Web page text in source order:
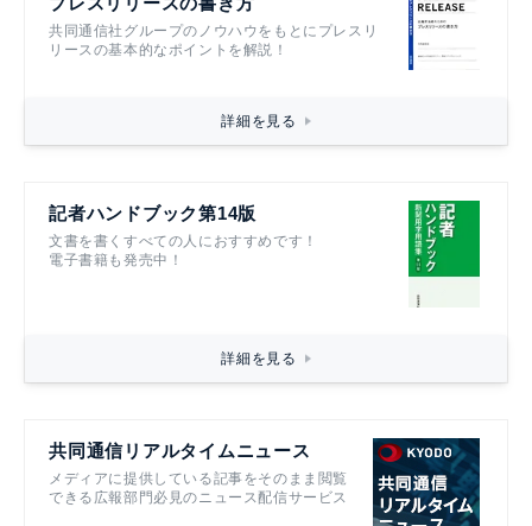
共同通信社グループのノウハウをもとにプレスリ
リースの基本的なポイントを解説！
詳細を見る
記者ハンドブック第14版
文書を書くすべての人におすすめです！
電子書籍も発売中！
詳細を見る
共同通信リアルタイムニュース
メディアに提供している記事をそのまま閲覧
できる広報部門必見のニュース配信サービス